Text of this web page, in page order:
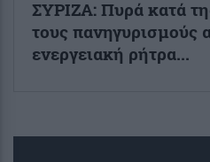
ΣΥΡΙΖΑ: Πυρά κατά
τους πανηγυρισμούς
ενεργειακή ρήτρα...